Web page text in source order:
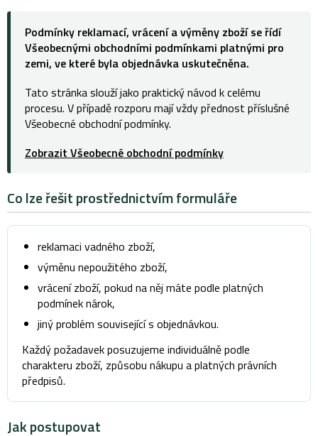
Podmínky reklamací, vrácení a výměny zboží se řídí
Všeobecnými obchodními podmínkami platnými pro
zemi, ve které byla objednávka uskutečněna.
Tato stránka slouží jako praktický návod k celému
procesu. V případě rozporu mají vždy přednost příslušné
Všeobecné obchodní podmínky.
Zobrazit Všeobecné obchodní podmínky
Co lze řešit prostřednictvím formuláře
reklamaci vadného zboží,
výměnu nepoužitého zboží,
vrácení zboží, pokud na něj máte podle platných
podmínek nárok,
jiný problém související s objednávkou.
Každý požadavek posuzujeme individuálně podle
charakteru zboží, způsobu nákupu a platných právních
předpisů.
Jak postupovat